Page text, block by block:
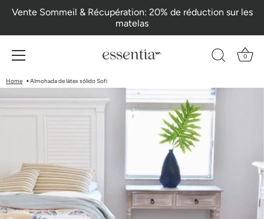
Vente Sommeil & Récupération: 20% de réduction sur les
matelas
0
Home Almohada de látex sólido Sofi